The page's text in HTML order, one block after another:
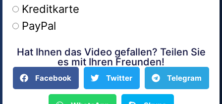
Kreditkarte
PayPal
Alternative:
Hat Ihnen das Video gefallen? Teilen Sie
es mit Ihren Freunden!
Facebook Twitter Telegram